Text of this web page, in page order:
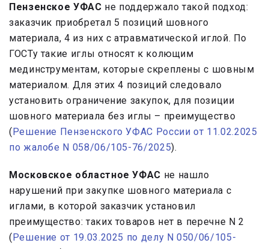
Пензенское УФАС не поддержало такой подход:
заказчик приобретал 5 позиций шовного
материала, 4 из них с атравматической иглой. По
ГОСТу такие иглы относят к колющим
мединструментам, которые скреплены с шовным
материалом. Для этих 4 позиций следовало
установить ограничение закупок, для позиции
шовного материала без иглы – преимущество
(Решение Пензенского УФАС России от 11.02.2025
по жалобе N 058/06/105-76/2025).
Московское областное УФАС не нашло
нарушений при закупке шовного материала с
иглами, в которой заказчик установил
преимущество: таких товаров нет в перечне N 2
(Решение от 19.03.2025 по делу N 050/06/105-